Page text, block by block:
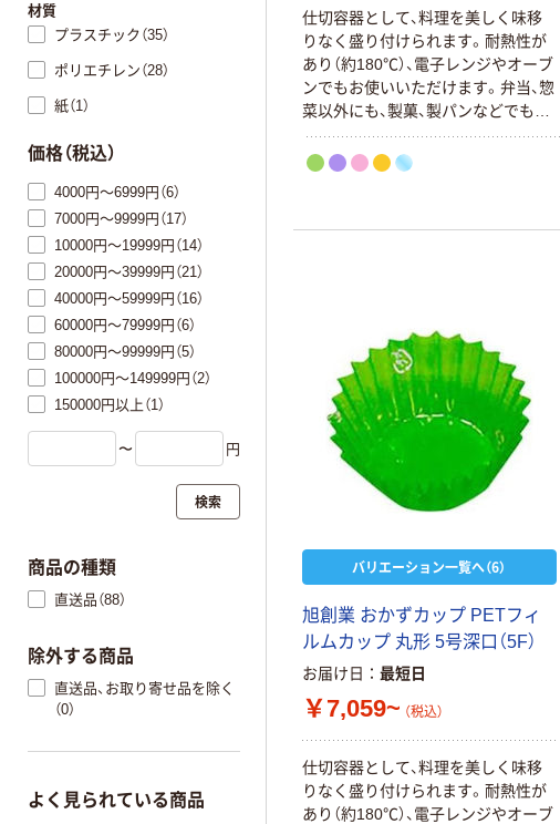
仕切容器として、料理を美しく味移
りなく盛り付けられます。耐熱性が
あり（約180℃）、電子レンジやオーブ
ンでもお使いいただけます。弁当、惣
菜以外にも、製菓、製パンなどでもご
利用いただけます。
バリエーション一覧へ（6）
旭創業 おかずカップ PETフィ
ルムカップ 丸形 5号深口（5F）
お届け日 最短日
￥7,059~ （税込）
仕切容器として、料理を美しく味移
りなく盛り付けられます。耐熱性が
あり（約180℃）、電子レンジやオーブ
材質
プラスチック（35）
ポリエチレン（28）
紙（1）
価格（税込）
4000円～6999円（6）
7000円～9999円（17）
10000円～19999円（14）
20000円～39999円（21）
40000円～59999円（16）
60000円～79999円（6）
80000円～99999円（5）
100000円～149999円（2）
150000円以上（1）
〜 円
検索
商品の種類
直送品（88）
除外する商品
直送品、お取り寄せ品を除く
（0）
よく見られている商品